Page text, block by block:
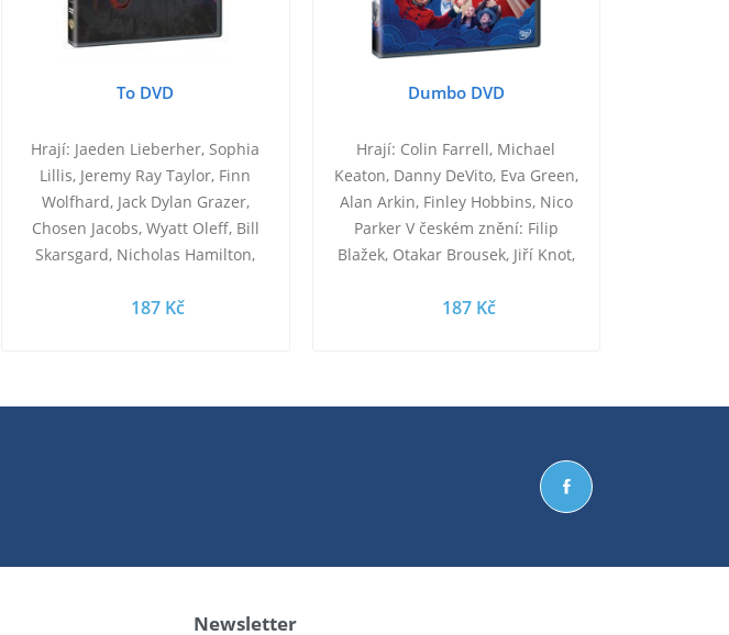
To DVD
Hrají: Jaeden Lieberher, Sophia
Lillis, Jeremy Ray Taylor, Finn
Wolfhard, Jack Dylan Grazer,
Chosen Jacobs, Wyatt Oleff, Bill
Skarsgard, Nicholas Hamilton,
Robert Scott…
187 Kč
Dumbo DVD
Hrají: Colin Farrell, Michael
Keaton, Danny DeVito, Eva Green,
Alan Arkin, Finley Hobbins, Nico
Parker V českém znění: Filip
Blažek, Otakar Brousek, Jiří Knot,
Horáková,…
187 Kč
Newsletter